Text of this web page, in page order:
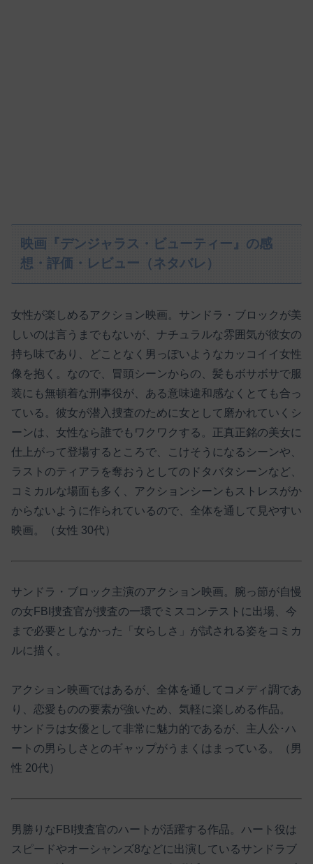
映画『デンジャラス・ビューティー』の感
想・評価・レビュー（ネタバレ）
女性が楽しめるアクション映画。サンドラ・ブロックが美
しいのは言うまでもないが、ナチュラルな雰囲気が彼女の
持ち味であり、どことなく男っぽいようなカッコイイ女性
像を抱く。なので、冒頭シーンからの、髪もボサボサで服
装にも無頓着な刑事役が、ある意味違和感なくとても合っ
ている。彼女が潜入捜査のために女として磨かれていくシ
ーンは、女性なら誰でもワクワクする。正真正銘の美女に
仕上がって登場するところで、こけそうになるシーンや、
ラストのティアラを奪おうとしてのドタバタシーンなど、
コミカルな場面も多く、アクションシーンもストレスがか
からないように作られているので、全体を通して見やすい
映画。（女性 30代）
サンドラ・ブロック主演のアクション映画。腕っ節が自慢
の女FBI捜査官が捜査の一環でミスコンテストに出場、今
まで必要としなかった「女らしさ」が試される姿をコミカ
ルに描く。
アクション映画ではあるが、全体を通してコメディ調であ
り、恋愛ものの要素が強いため、気軽に楽しめる作品。
サンドラは女優として非常に魅力的であるが、主人公･ハ
ートの男らしさとのギャップがうまくはまっている。（男
性 20代）
男勝りなFBI捜査官のハートが活躍する作品。ハート役は
スピードやオーシャンズ8などに出演しているサンドラブ